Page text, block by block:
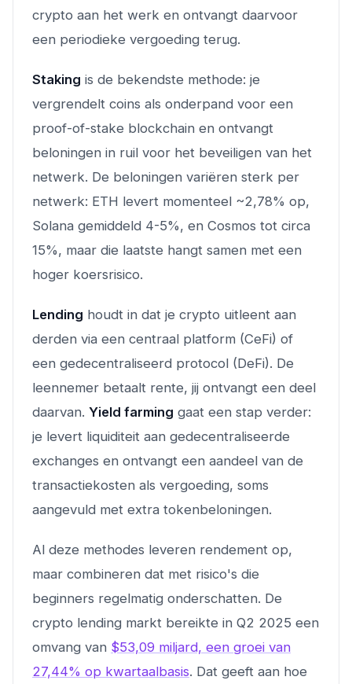
crypto aan het werk en ontvangt daarvoor
een periodieke vergoeding terug.
Staking is de bekendste methode: je
vergrendelt coins als onderpand voor een
proof-of-stake blockchain en ontvangt
beloningen in ruil voor het beveiligen van het
netwerk. De beloningen variëren sterk per
netwerk: ETH levert momenteel ~2,78% op,
Solana gemiddeld 4-5%, en Cosmos tot circa
15%, maar die laatste hangt samen met een
hoger koersrisico.
Lending houdt in dat je crypto uitleent aan
derden via een centraal platform (CeFi) of
een gedecentraliseerd protocol (DeFi). De
leennemer betaalt rente, jij ontvangt een deel
daarvan. Yield farming gaat een stap verder:
je levert liquiditeit aan gedecentraliseerde
exchanges en ontvangt een aandeel van de
transactiekosten als vergoeding, soms
aangevuld met extra tokenbeloningen.
Al deze methodes leveren rendement op,
maar combineren dat met risico's die
beginners regelmatig onderschatten. De
crypto lending markt bereikte in Q2 2025 een
omvang van $53,09 miljard, een groei van
27,44% op kwartaalbasis. Dat geeft aan hoe